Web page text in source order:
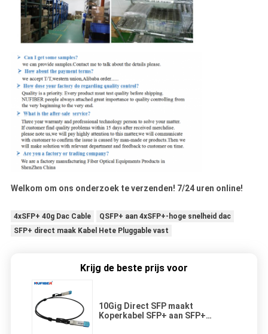
Welkom om ons onderzoek te verzenden! 7/24 uren online!
4xSFP+ 40g Dac Cable
QSFP+ aan 4xSFP+-hoge snelheid dac
SFP+ direct maak Kabel Hete Pluggable vast
Krijg de beste prijs voor
10Gig Direct SFP maakt
Koperkabel SFP+ aan SFP+